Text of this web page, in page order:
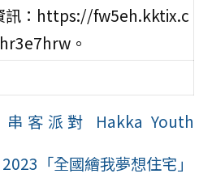
訊：https://fw5eh.kktix.c
。
串客派對 Hakka Youth
2023「全國繪我夢想住宅」